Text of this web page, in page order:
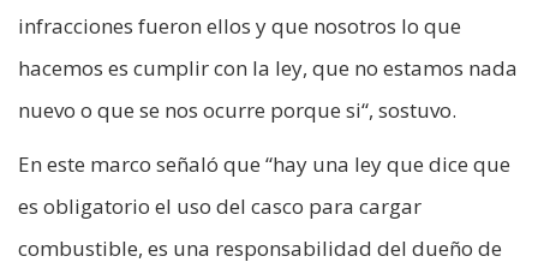
infracciones fueron ellos y que nosotros lo que
hacemos es cumplir con la ley, que no estamos nada
nuevo o que se nos ocurre porque si“, sostuvo.
En este marco señaló que “hay una ley que dice que
es obligatorio el uso del casco para cargar
combustible, es una responsabilidad del dueño de